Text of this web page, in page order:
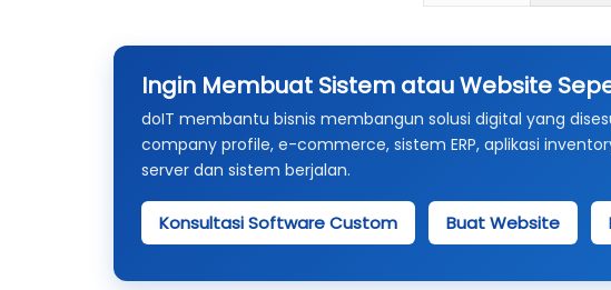
Ingin Membuat Sistem atau Website
doIT membantu bisnis membangun solusi digital yang
company profile, e-commerce, sistem ERP, aplikasi
server dan sistem berjalan.
Konsultasi Software Custom Buat Website